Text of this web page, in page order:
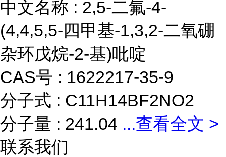
中文名称 : 2,5-二氟-4-
(4,4,5,5-四甲基-1,3,2-二氧硼
杂环戊烷-2-基)吡啶
CAS号 : 1622217-35-9
分子式 : C11H14BF2NO2
分子量 : 241.04 ...查看全文 >
联系我们